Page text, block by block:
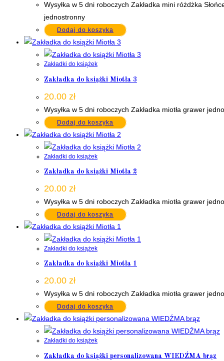
Wysyłka w 5 dni roboczych Zakładka mini różdżka
jednostronny
Dodaj do koszyka
Zakładki do książek
Zakładka do książki Miotła 3
20.00 zł
Wysyłka w 5 dni roboczych Zakładka miotła grawer
Dodaj do koszyka
Zakładki do książek
Zakładka do książki Miotła 2
20.00 zł
Wysyłka w 5 dni roboczych Zakładka miotła grawer
Dodaj do koszyka
Zakładki do książek
Zakładka do książki Miotła 1
20.00 zł
Wysyłka w 5 dni roboczych Zakładka miotła grawer
Dodaj do koszyka
Zakładki do książek
Zakładka do książki personalizowana WIEDŹMA brąz